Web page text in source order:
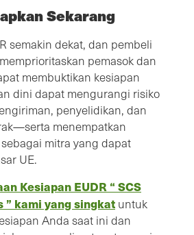
Sekarang
semakin dekat, dan pembeli
pemasok dan
membuktikan kesiapan
dini dapat mengurangi risiko
penyelidikan, dan
menempatkan
mitra yang dapat
UE.
Kesiapan EUDR “ SCS
” kami yang singkat untuk
Anda saat ini dan